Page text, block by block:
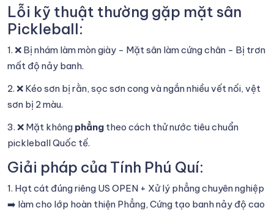
Lỗi kỹ thuật thường gặp mặt sân
Pickleball:
1. ❌ Bị nhám làm mòn giày - Mặt sân làm cứng chân - Bị trơn
mất độ nảy banh.
2. ❌ Kéo sơn bị rằn, sọc sơn cong và ngắn nhiều vết nối, vệt
sơn bị 2 màu.
3. ❌ Mặt không phẳng theo cách thử nước tiêu chuẩn
pickleball Quốc tế.
Giải pháp của Tính Phú Quí:
1. Hạt cát đúng riêng US OPEN + Xử lý phẳng chuyên nghiệp
➡️ làm cho lớp hoàn thiện Phẳng, Cứng tạo banh nảy độ cao